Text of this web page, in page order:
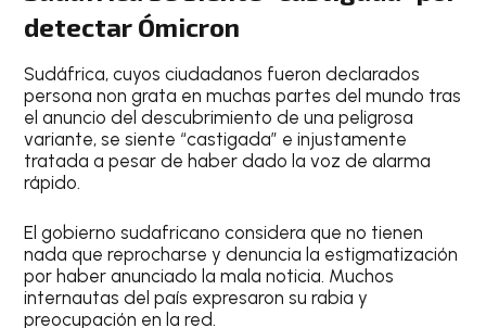
detectar Ómicron
Sudáfrica, cuyos ciudadanos fueron declarados
persona non grata en muchas partes del mundo tras
el anuncio del descubrimiento de una peligrosa
variante, se siente “castigada” e injustamente
tratada a pesar de haber dado la voz de alarma
rápido.
El gobierno sudafricano considera que no tienen
nada que reprocharse y denuncia la estigmatización
por haber anunciado la mala noticia. Muchos
internautas del país expresaron su rabia y
preocupación en la red.